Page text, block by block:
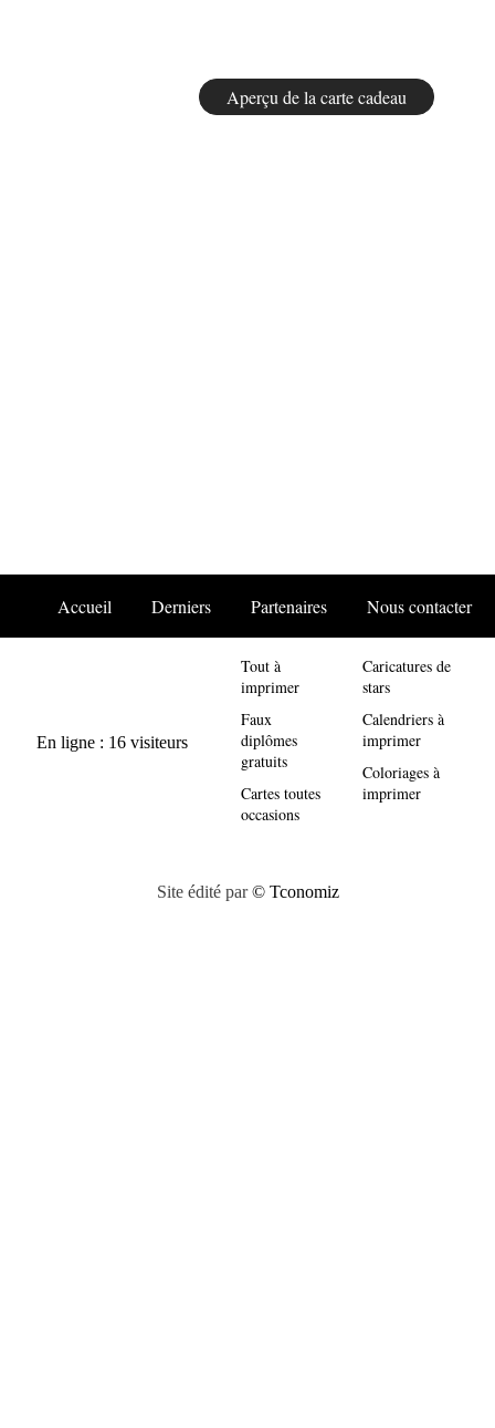
Accueil Derniers Partenaires Nous contacter
Tout à
imprimer
Faux
diplômes
gratuits
Cartes toutes
occasions
Caricatures de
stars
Calendriers à
imprimer
Coloriages à
imprimer
Site édité par© Tconomiz